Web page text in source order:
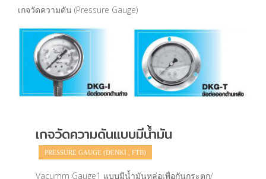
เกจวัดความดัน (Pressure Gauge)
เกจวัดความดันแบบมีน้ำมัน
PRESSURE GAUGE (DENKI , FTB)
Vacumm Gauge1 แบบมีน้ำมันหล่อเพื่อกันกระตุก/